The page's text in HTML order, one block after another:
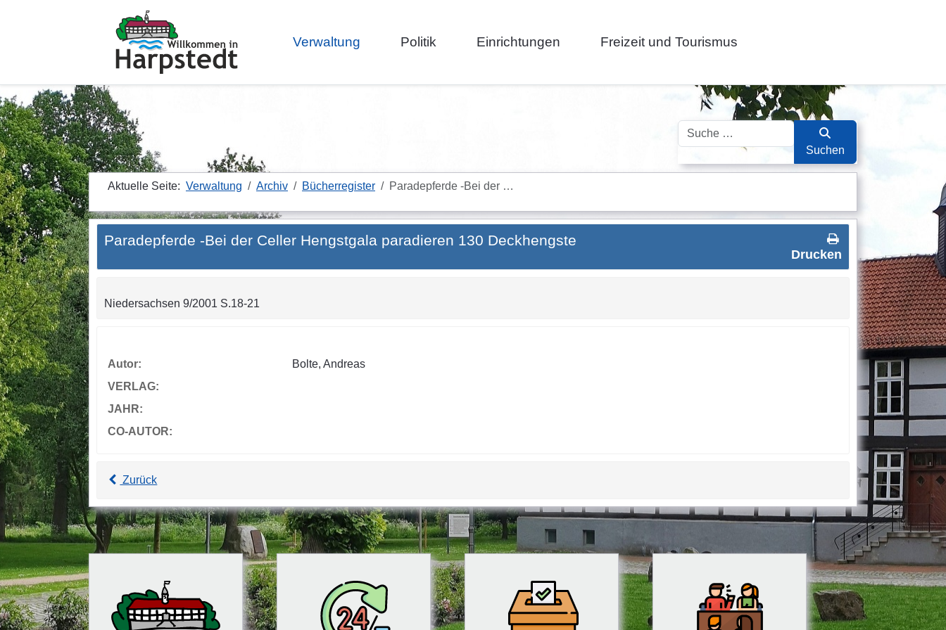
Verwaltung Politik Einrichtungen Freizeit und Tourismus
Suchen
Suchen
Aktuelle Seite: Verwaltung Archiv Bücherregister Paradepferde -Bei der …
Drucken
Paradepferde -Bei der Celler Hengstgala paradieren 130 Deckhengste
Niedersachsen 9/2001 S.18-21
Autor:
Bolte, Andreas
VERLAG:
JAHR:
CO-AUTOR:
Zurück